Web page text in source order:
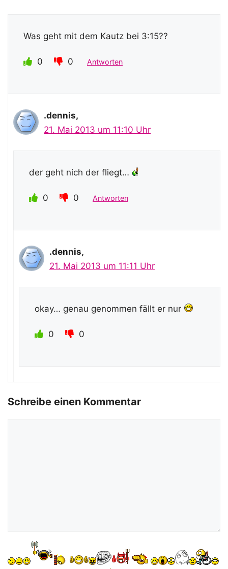
Was geht mit dem Kautz bei 3:15??
0 0 Antworten
.dennis,
21. Mai 2013 um 11:10 Uhr
der geht nich der fliegt…
0 0 Antworten
.dennis,
21. Mai 2013 um 11:11 Uhr
okay… genau genommen fällt er nur
0 0
Schreibe einen Kommentar